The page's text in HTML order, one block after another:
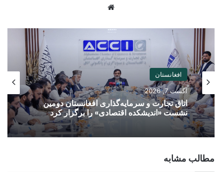
افغانستان
آگست 7, 2026
اتاق تجارت و سرمایه‌گذاری افغانستان دومین
نشست «اندیشکده اقتصادی» را برگزار کرد
مطالب مشابه